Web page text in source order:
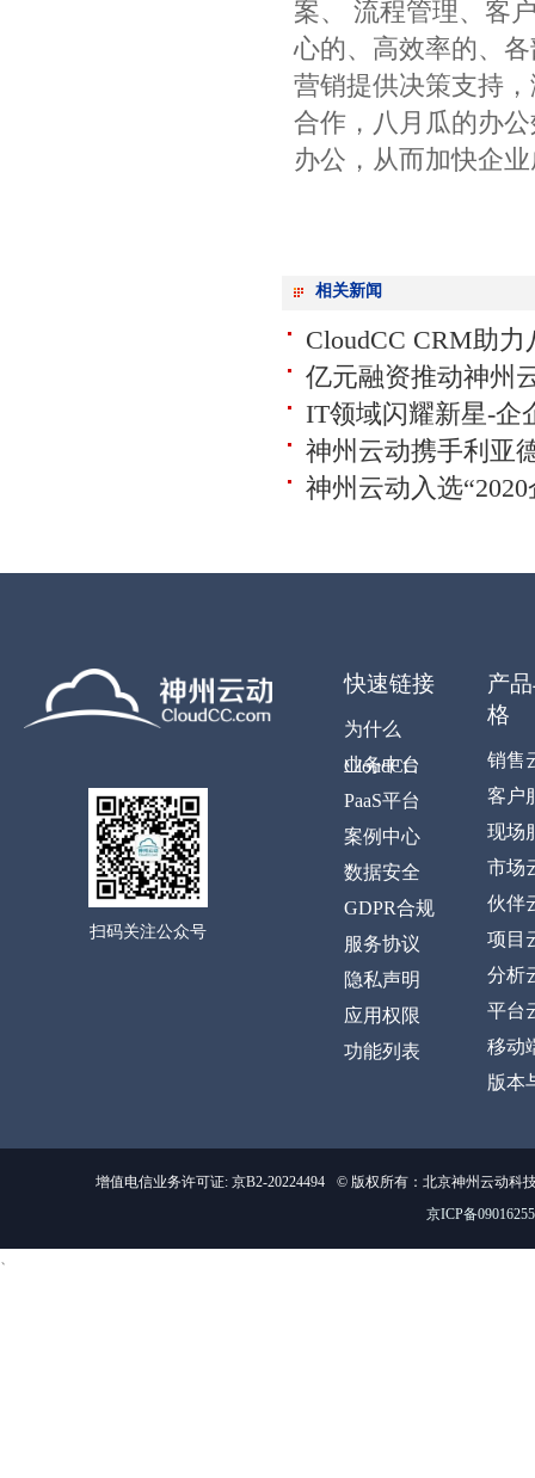
案、 流程管理、客
心的、高效率的、
营销提供决策支持
合作，八月瓜的办
办公，从而加快企
相关新闻
CloudCC CRM助
亿元融资推动神州
IT领域闪耀新星-企
神州云动携手利亚
神州云动入选
扫码关注公众号
快速链接
为什么
CloudCC
业务中台
PaaS平台
案例中心
数据安全
GDPR合规
服务协议
隐私声明
应用权限
功能列表
产
格
销售
客户
现场
市场
伙伴
项目
分析
平台
移动
版本
增值电信业务许可证: 京B2-20224494
© 版权所有：北京神州云动科
京ICP备
、